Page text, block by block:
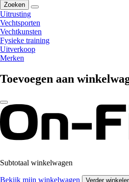
Zoeken
Uitrusting
Vechtsporten
Vechtkunsten
Fysieke training
Uitverkoop
Merken
Toevoegen aan
Subtotaal winkelwagen
Bekijk mijn winkelwagen Verder